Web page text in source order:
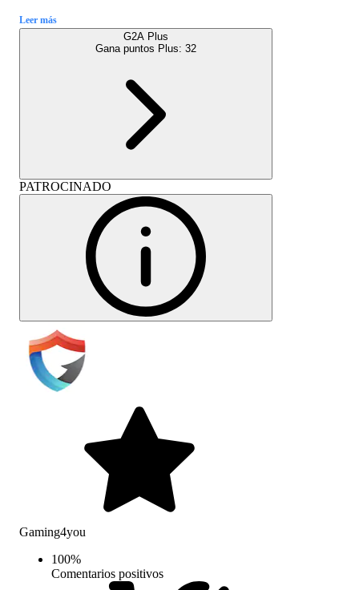
Leer más
G2A Plus
Gana puntos Plus: 32
PATROCINADO
Gaming4you
100%
Comentarios positivos